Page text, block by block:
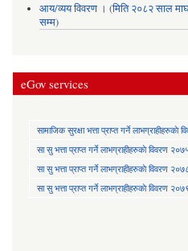
आय/व्यय विवरण । (मिति २०८२ साल
सम्म)
eGov services
सामाजिक सुरक्षा भत्ता प्राप्त गर्ने
सा‍ सु भत्ता प्राप्त गर्ने लाभग्राहीहरुकाे विवरण
सा‍ सु भत्ता प्राप्त गर्ने लाभग्राहीहरुकाे विवरण
सा‍ सु भत्ता प्राप्त गर्ने लाभग्राहीहरुकाे विवरण